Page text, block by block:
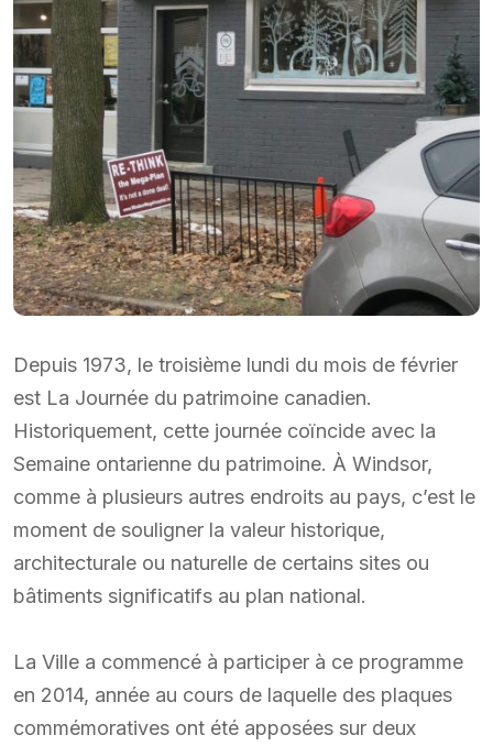
Depuis 1973, le troisième lundi du mois de février
est La Journée du patrimoine canadien.
Historiquement, cette journée coïncide avec la
Semaine ontarienne du patrimoine. À Windsor,
comme à plusieurs autres endroits au pays, c’est le
moment de souligner la valeur historique,
architecturale ou naturelle de certains sites ou
bâtiments significatifs au plan national.
La Ville a commencé à participer à ce programme
en 2014, année au cours de laquelle des plaques
commémoratives ont été apposées sur deux